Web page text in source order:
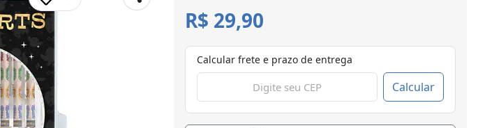
R$ 29,90
Calcular frete e prazo de entrega
Calcular